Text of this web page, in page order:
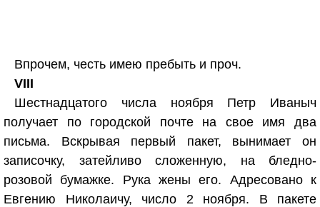
Впрочем, честь имею пребыть и проч.
VIII
Шестнадцатого числа ноября Петр Иваныч
получает по городской почте на свое имя два
письма. Вскрывая первый пакет, вынимает он
записочку, затейливо сложенную, на бледно-
розовой бумажке. Рука жены его. Адресовано к
Евгению Николаичу, число 2 ноября. В пакете